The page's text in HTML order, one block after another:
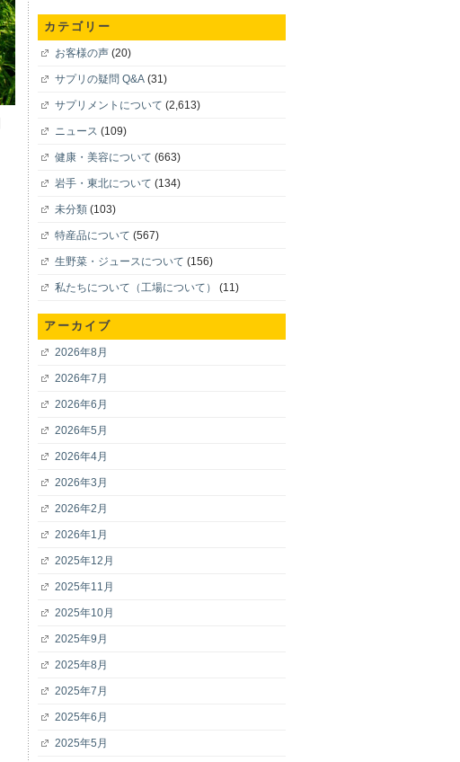
カテゴリー
お客様の声 (20)
サプリの疑問 Q&A (31)
サプリメントについて (2,613)
ニュース (109)
健康・美容について (663)
岩手・東北について (134)
未分類 (103)
特産品について (567)
生野菜・ジュースについて (156)
私たちについて（工場について） (11)
アーカイブ
2026年8月
2026年7月
2026年6月
2026年5月
2026年4月
2026年3月
2026年2月
2026年1月
2025年12月
2025年11月
2025年10月
2025年9月
2025年8月
2025年7月
2025年6月
2025年5月